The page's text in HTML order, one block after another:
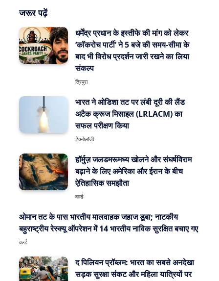
जरूर पढ़ें
धर्मेंद्र प्रधान के इस्तीफे की मांग को लेकर
‘कॉकरोच पार्टी’ ने 5 बजे की समय-सीमा के
बाद भी विरोध प्रदर्शन जारी रखने का लिया
संकल्प
त्रिपुरा
भारत ने ओडिशा तट पर लंबी दूरी की लैंड
अटैक क्रूज मिसाइल (LRLACM) का
सफल परीक्षण किया
टेक्नोलॉजी
हॉर्मुज़ जलडमरूमध्य खोलने और संघर्षविराम
बढ़ाने के लिए अमेरिका और ईरान के बीच
ऐतिहासिक समझौता
वर्ल्ड
ओमान तट के पास भारतीय मालवाहक जहाज डूबा; नाटकीय
बहुराष्ट्रीय रेस्क्यू ऑपरेशन में 14 भारतीय नाविक सुरक्षित बचाए गए
वर्ल्ड
द पिलियन प्रॉब्लम: भारत का सबसे अनदेखा
सड़क सुरक्षा संकट और महिला यात्रियों पर